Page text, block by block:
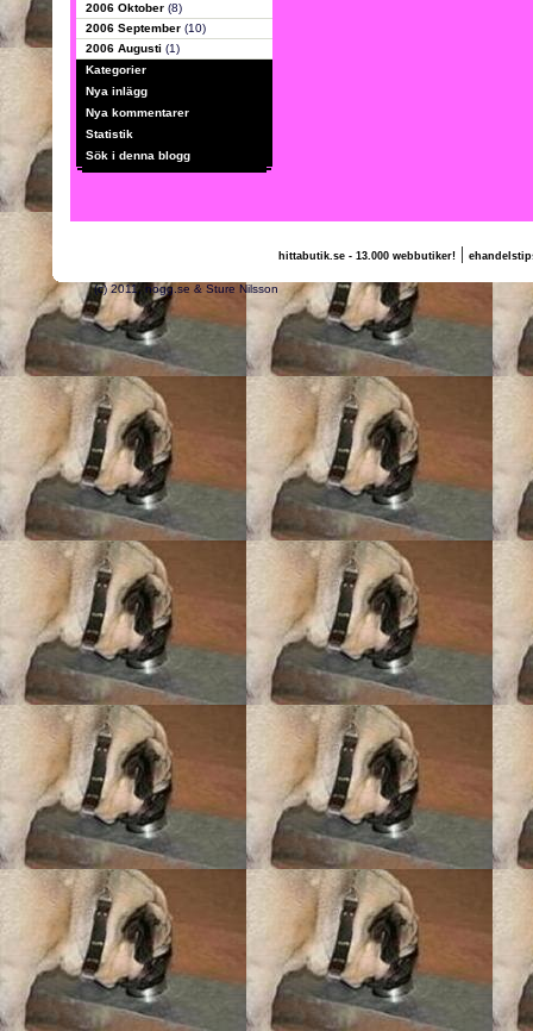
2006 Oktober (8)
2006 September (10)
2006 Augusti (1)
Kategorier
Nya inlägg
Nya kommentarer
Statistik
Sök i denna blogg
hittabutik.se - 13.000 webbutiker!|
(c) 2011, nogg.se & Sture Nilsson